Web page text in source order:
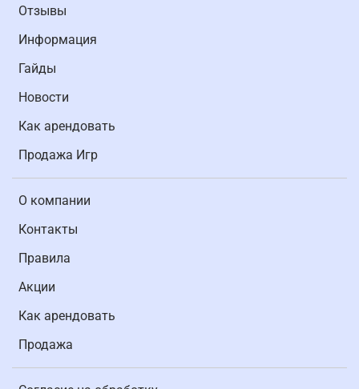
Отзывы
Информация
Гайды
Новости
Как арендовать
Продажа Игр
О компании
Контакты
Правила
Акции
Как арендовать
Продажа